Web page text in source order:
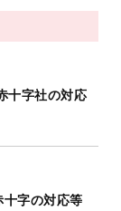
十字社の対応
十字の対応等